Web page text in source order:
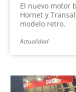
El nuevo motor
Hornet y
modelo retro.
Actualidad